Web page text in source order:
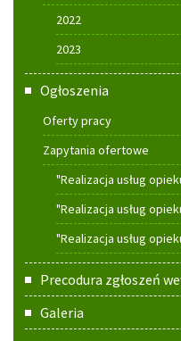
2022
2023
Ogłoszenia
Oferty pracy
Zapytania ofertowe
"Realizacja usług
"Realizacja usług
"Realizacja usług
Precodura zgłoszeń
Galeria